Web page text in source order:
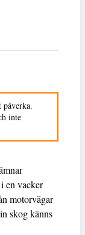
påverka.
inte
en vacker
motorvägar
skog känns